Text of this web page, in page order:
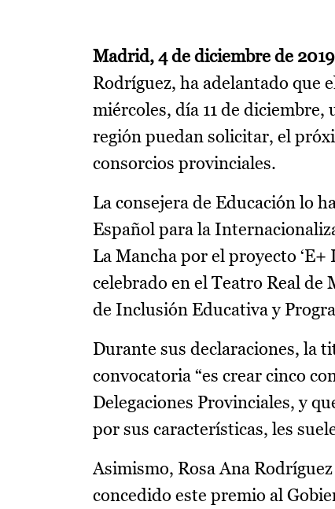
Madrid, 4 de diciembre de
Rodríguez, ha adelantado que
miércoles, día 11 de
región puedan solicitar, el
consorcios provinciales.
La consejera de Educación lo
Español para la
La Mancha por el proyecto ‘E+
celebrado en el Teatro Real de
de Inclusión Educativa y
Durante sus declaraciones, la
convocatoria “es crear cinco
Delegaciones Provinciales, y
por sus características, les
Asimismo, Rosa Ana
concedido este premio al